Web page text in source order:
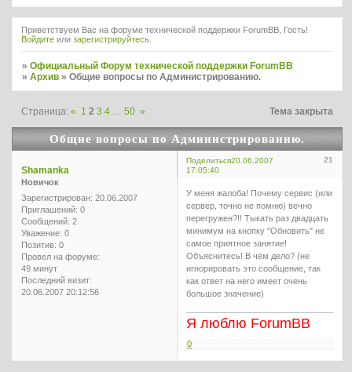
Приветствуем Вас на форуме технической поддержки ForumBB, Гость!
Войдите или зарегистрируйтесь
»Официальный Форум технической поддержки ForumBB
»Архив »Общие вопросы по Администрированию.
Общие вопросы по Администрированию.
Страница:« 1 2 3 4 … 50 » Тема закрыта
Поделиться 21
20.06.2007
17:05:40
Shamanka
Новичок
Зарегистрирован: 20.06.2007
Приглашений: 0
Сообщений: 2
Уважение: 0
Позитив: 0
Провел на форуме:
49 минут
Последний визит:
20.06.2007 20:12:56
У меня жалоба! Почему сервис (или
сервер, точно не помню) вечно
перегружен?!! Тыкать раз двадцать
минимум на кнопку "Обновить" не
самое приятное занятие!
Объяснитесь! В чём дело? (не
игнорировать это сообщение, так
как ответ на него имеет очень
большое значение)
Я люблю ForumBB
0